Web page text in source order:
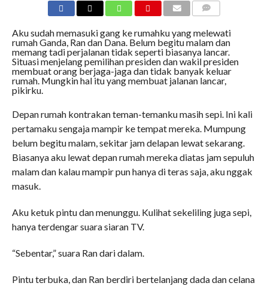
Aku sudah memasuki gang ke rumahku yang melewati
rumah Ganda, Ran dan Dana. Belum begitu malam dan
memang tadi perjalanan tidak seperti biasanya lancar.
Situasi menjelang pemilihan presiden dan wakil presiden
membuat orang berjaga-jaga dan tidak banyak keluar
rumah. Mungkin hal itu yang membuat jalanan lancar,
pikirku.
Depan rumah kontrakan teman-temanku masih sepi. Ini kali
pertamaku sengaja mampir ke tempat mereka. Mumpung
belum begitu malam, sekitar jam delapan lewat sekarang.
Biasanya aku lewat depan rumah mereka diatas jam sepuluh
malam dan kalau mampir pun hanya di teras saja, aku nggak
masuk.
Aku ketuk pintu dan menunggu. Kulihat sekeliling juga sepi,
hanya terdengar suara siaran TV.
“Sebentar,” suara Ran dari dalam.
Pintu terbuka, dan Ran berdiri bertelanjang dada dan celana